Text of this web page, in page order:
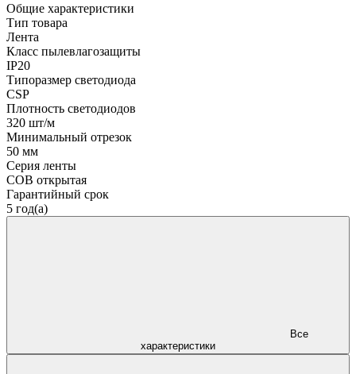
Общие характеристики
Тип товара
Лента
Класс пылевлагозащиты
IP20
Типоразмер светодиода
CSP
Плотность светодиодов
320 шт/м
Минимальный отрезок
50 мм
Серия ленты
COB открытая
Гарантийный срок
5 год(а)
характеристики